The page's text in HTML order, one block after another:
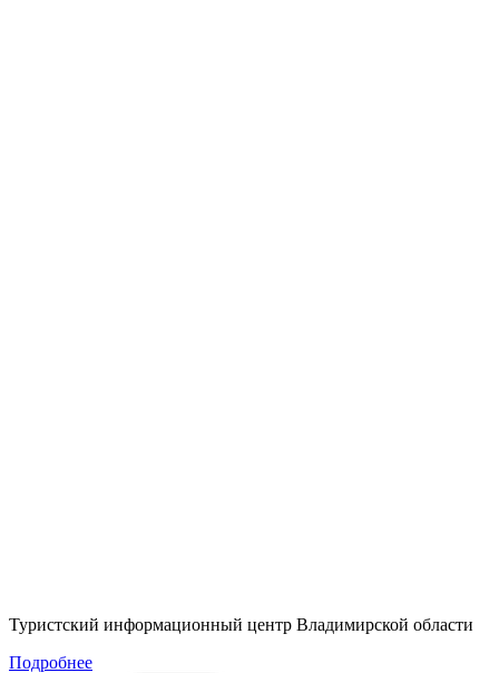
Туристский информационный центр Владимирской области
Подробнее